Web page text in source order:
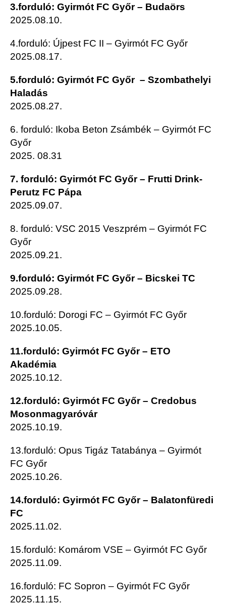
3.forduló: Gyirmót FC Győr – Budaörs
2025.08.10.
4.forduló: Újpest FC II – Gyirmót FC Győr
2025.08.17.
5.forduló: Gyirmót FC Győr – Szombathelyi
Haladás
2025.08.27.
6. forduló: Ikoba Beton Zsámbék – Gyirmót FC
Győr
2025. 08.31
7. forduló: Gyirmót FC Győr – Frutti Drink-
Perutz FC Pápa
2025.09.07.
8. forduló: VSC 2015 Veszprém – Gyirmót FC
Győr
2025.09.21.
9.forduló: Gyirmót FC Győr – Bicskei TC
2025.09.28.
10.forduló: Dorogi FC – Gyirmót FC Győr
2025.10.05.
11.forduló: Gyirmót FC Győr – ETO
Akadémia
2025.10.12.
12.forduló: Gyirmót FC Győr – Credobus
Mosonmagyaróvár
2025.10.19.
13.forduló: Opus Tigáz Tatabánya – Gyirmót
FC Győr
2025.10.26.
14.forduló: Gyirmót FC Győr – Balatonfüredi
FC
2025.11.02.
15.forduló: Komárom VSE – Gyirmót FC Győr
2025.11.09.
16.forduló: FC Sopron – Gyirmót FC Győr
2025.11.15.